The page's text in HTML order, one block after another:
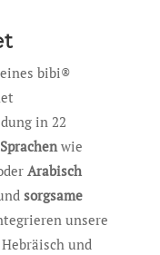
bibi®
in 22
wie
Arabisch
sorgsame
unsere
und